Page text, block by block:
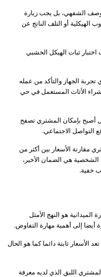
الشفهي، بل يجب زيارة
الهيكلية أو التلف الناتج عن
ثبات الهيكل الخشبي
تجربة الجهاز والتأكد من عمله
الأثاث المستعمل في حي
بل أصبح بإمكان المشتري تصفح
التواصل الاجتماعي.
مقارنة الأسعار بين أكثر من
هي الضمان الأخير،
خفية.
هو النهج الأمثل
إلى أهمية مهارة التفاوض.
ثابتة دائما كما هو الحال
اللبق الذي لديه معرفة